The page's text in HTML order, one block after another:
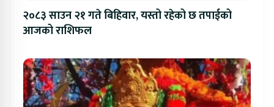
२०८३ साउन २१ गते बिहिवार, यस्तो रहेको छ तपाईको
आजको राशिफल